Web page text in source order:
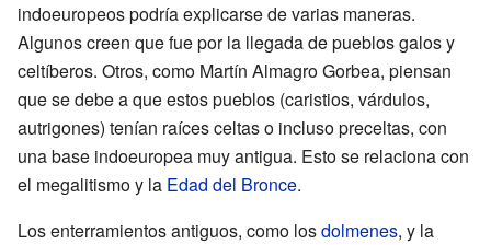
indoeuropeos podría explicarse de varias maneras.
Algunos creen que fue por la llegada de pueblos galos y
celtíberos. Otros, como Martín Almagro Gorbea, piensan
que se debe a que estos pueblos (caristios, várdulos,
autrigones) tenían raíces celtas o incluso preceltas, con
una base indoeuropea muy antigua. Esto se relaciona con
el megalitismo y la Edad del Bronce.
Los enterramientos antiguos, como losdolmenes, y la